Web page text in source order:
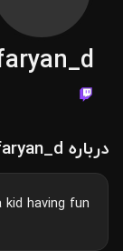
درباره faryan_d
kid having fun